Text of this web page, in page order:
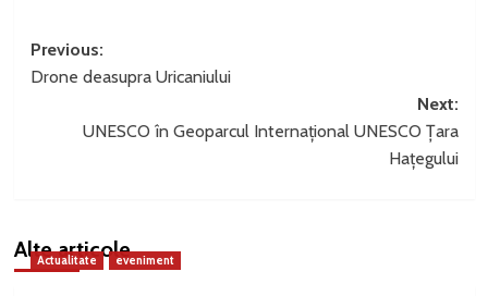
Post
navigation
Previous:
Drone deasupra Uricaniului
Next:
UNESCO în Geoparcul Internațional UNESCO Țara
Hațegului
Alte articole
Actualitate eveniment